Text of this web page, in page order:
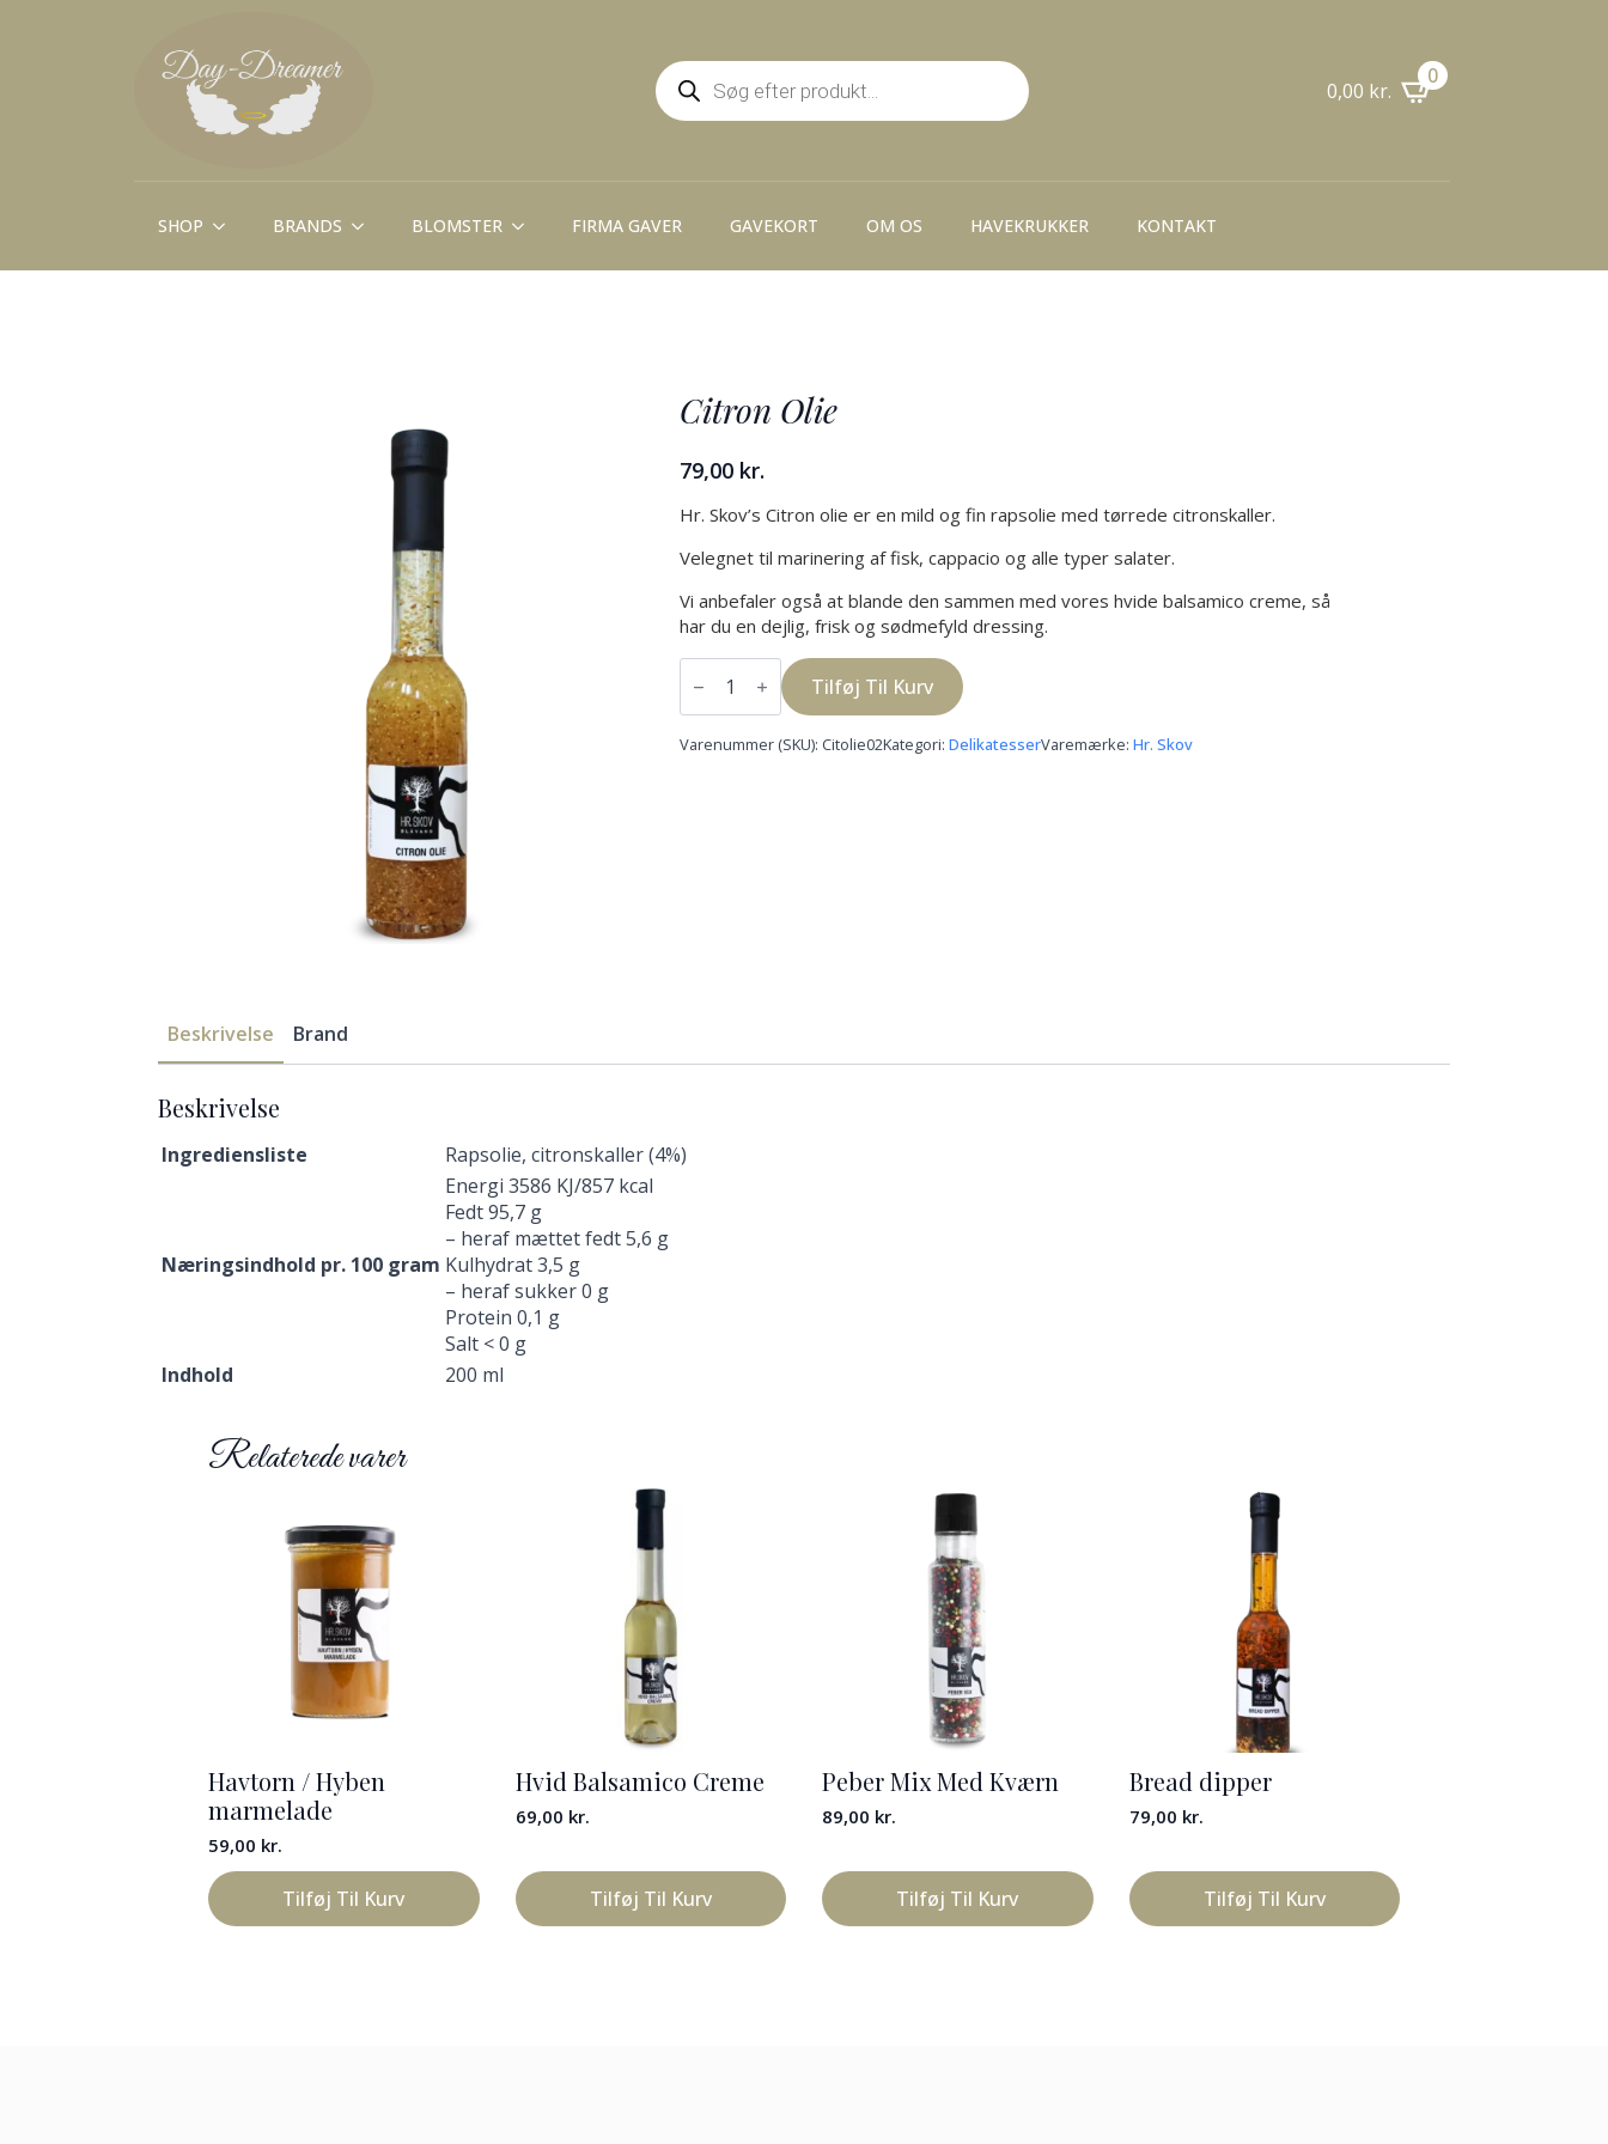
Products
search 0,00 kr.
0
SHOP BRANDS BLOMSTER FIRMA GAVER GAVEKORT OM OS HAVEKRUKKER KONTAKT
Citron Olie
79,00 kr.
Hr. Skov’s Citron olie er en mild og fin rapsolie med tørrede citronskaller.
Velegnet til marinering af fisk, cappacio og alle typer salater.
Vi anbefaler også at blande den sammen med vores hvide balsamico creme, så
har du en dejlig, frisk og sødmefyld dressing.
Citron
Olie Tilføj Til Kurv
Varenummer (SKU): Citolie02Kategori: DelikatesserVaremærke: Hr. Skov
Beskrivelse Brand
Beskrivelse
Ingrediensliste Rapsolie, citronskaller (4%)
Næringsindhold pr. 100 gram
Energi 3586 KJ/857 kcal
Fedt 95,7 g
– heraf mættet fedt 5,6 g
Kulhydrat 3,5 g
– heraf sukker 0 g
Protein 0,1 g
Salt < 0 g
Indhold
200 ml
Relaterede varer
Havtorn / Hyben
marmelade
59,00 kr.
Tilføj Til Kurv
Hvid Balsamico Creme
69,00 kr.
Tilføj Til Kurv
Peber Mix Med Kværn
89,00 kr.
Tilføj Til Kurv
Bread dipper
79,00 kr.
Tilføj Til Kurv